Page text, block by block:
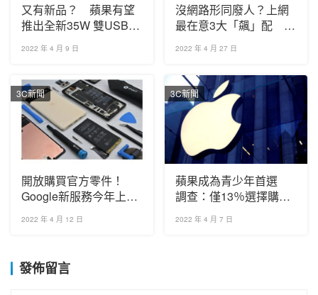
又有新品？ 蘋果有望
推出全新35W 雙USB-C
電源轉接器
2022 年 4 月 9 日
沒網路形同廢人？上網
最在意3大「飆」配 中
華電信HiNet光世代快又
給力
2022 年 4 月 27 日
3C新聞
開放購買官方零件！
Google新服務今年上
線 Pixel手機也能自己
修
2022 年 4 月 12 日
3C新聞
蘋果成為青少年首選
調查：僅13％選擇購買
安卓
2022 年 4 月 7 日
發佈留言